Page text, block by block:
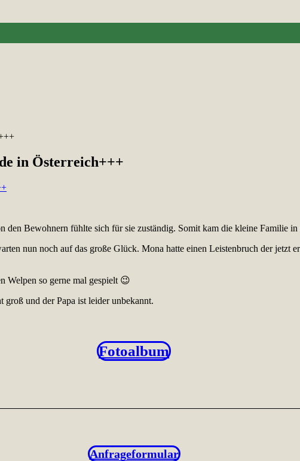
in Österreich+++
den Bewohnern fühlte sich für sie zuständig. Somit kam die kleine Familie
nun noch auf das große Glück. Mona hatte einen Leistenbruch der jetzt
Welpen so gerne mal gespielt 😉
und der Papa ist leider unbekannt.
Fotoalbum
Anfrageformular